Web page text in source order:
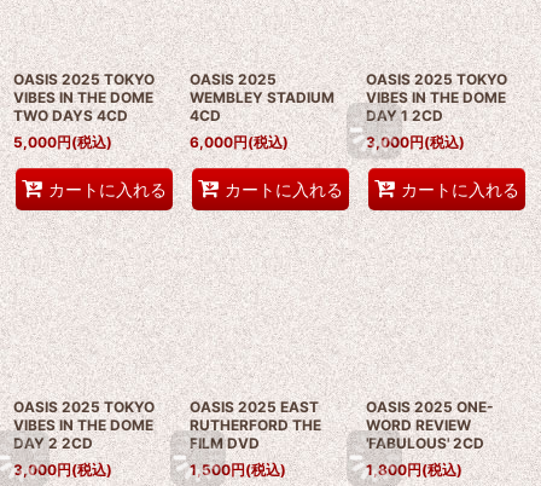
OASIS 2025 TOKYO
VIBES IN THE DOME
TWO DAYS 4CD
5,000円(税込)
カートに入れる
OASIS 2025
WEMBLEY STADIUM
4CD
6,000円(税込)
カートに入れる
OASIS 2025 TOKYO
VIBES IN THE DOME
DAY 1 2CD
3,000円(税込)
カートに入れる
OASIS 2025 TOKYO
VIBES IN THE DOME
DAY 2 2CD
3,000円(税込)
OASIS 2025 EAST
RUTHERFORD THE
FILM DVD
1,500円(税込)
OASIS 2025 ONE-
WORD REVIEW
'FABULOUS' 2CD
1,800円(税込)